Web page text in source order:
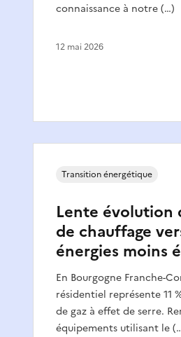
connaissance à notre (…)
12 mai 2026
Lente évolution
de chauffage
énergies moins
En Bourgogne Franche-
résidentiel représente 11
de gaz à effet de serre.
équipements utilisant le
Transition énergétique